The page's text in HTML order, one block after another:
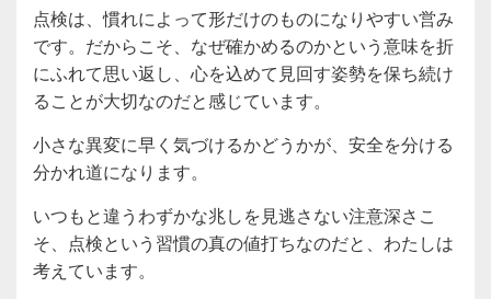
点検は、慣れによって形だけのものになりやすい営み
です。だからこそ、なぜ確かめるのかという意味を折
にふれて思い返し、心を込めて見回す姿勢を保ち続け
ることが大切なのだと感じています。
小さな異変に早く気づけるかどうかが、安全を分ける
分かれ道になります。
いつもと違うわずかな兆しを見逃さない注意深さこ
そ、点検という習慣の真の値打ちなのだと、わたしは
考えています。